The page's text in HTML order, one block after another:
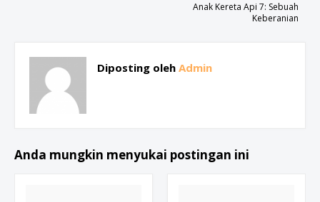
Anak Kereta Api 7: Sebuah
Keberanian
Diposting oleh Admin
Anda mungkin menyukai postingan ini